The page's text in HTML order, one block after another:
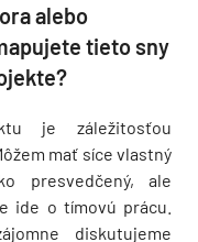
alebo
tieto sny
je záležitosťou
mať síce vlastný
presvedčený, ale
ide o tímovú prácu.
diskutujeme